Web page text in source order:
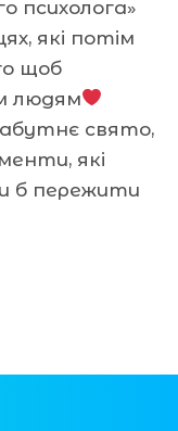
психолога»
які потім
щоб
людям
свято,
які
б пережити